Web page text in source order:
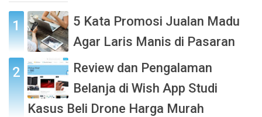
5 Kata Promosi Jualan Madu
Agar Laris Manis di Pasaran
Review dan Pengalaman
Belanja di Wish App Studi
Kasus Beli Drone Harga Murah